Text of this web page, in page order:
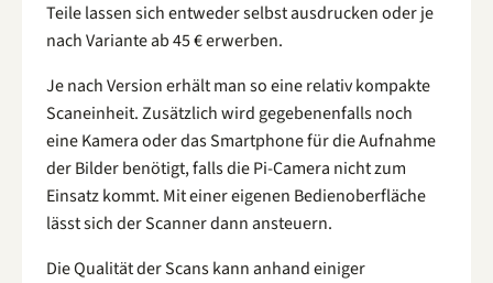
Teile lassen sich entweder selbst ausdrucken oder je
nach Variante ab 45 € erwerben.
Je nach Version erhält man so eine relativ kompakte
Scaneinheit. Zusätzlich wird gegebenenfalls noch
eine Kamera oder das Smartphone für die Aufnahme
der Bilder benötigt, falls die Pi-Camera nicht zum
Einsatz kommt. Mit einer eigenen Bedienoberfläche
lässt sich der Scanner dann ansteuern.
Die Qualität der Scans kann anhand einiger